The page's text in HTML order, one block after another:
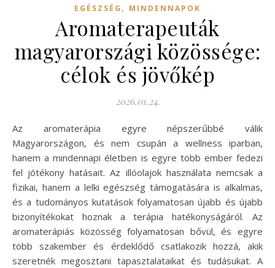
EGÉSZSÉG , MINDENNAPOK
Aromaterapeuták
magyarországi közössége:
célok és jövőkép
2026.01.24.
Az aromaterápia egyre népszerűbbé válik
Magyarországon, és nem csupán a wellness iparban,
hanem a mindennapi életben is egyre több ember fedezi
fel jótékony hatásait. Az illóolajok használata nemcsak a
fizikai, hanem a lelki egészség támogatására is alkalmas,
és a tudományos kutatások folyamatosan újabb és újabb
bizonyítékokat hoznak a terápia hatékonyságáról. Az
aromaterápiás közösség folyamatosan bővül, és egyre
több szakember és érdeklődő csatlakozik hozzá, akik
szeretnék megosztani tapasztalataikat és tudásukat. A